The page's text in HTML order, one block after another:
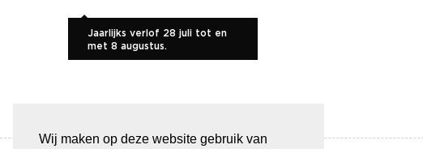
Wij maken op deze website gebruik van
Jaarlijks verlof 28 juli tot en
met 8 augustus.